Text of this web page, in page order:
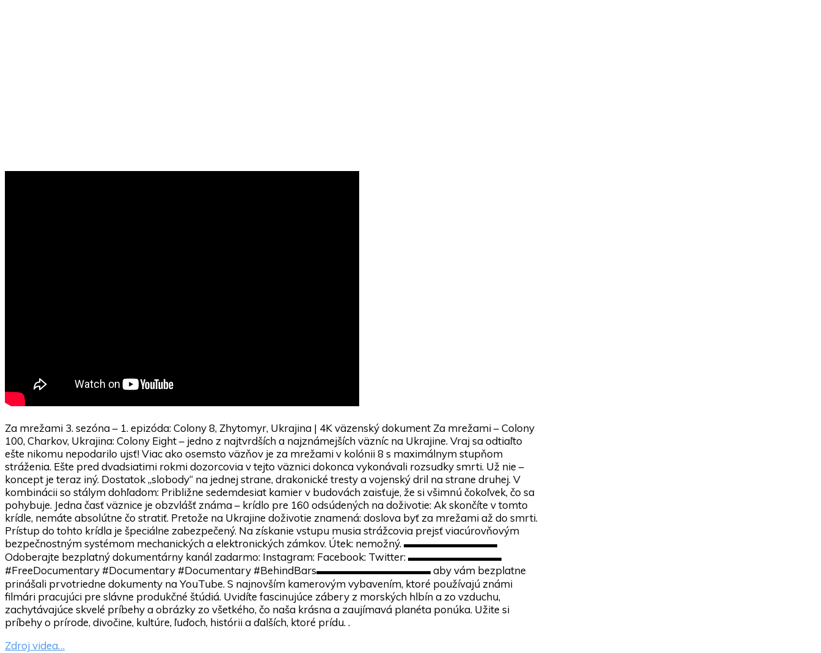
Za mrežami 3. sezóna – 1. epizóda: Colony 8, Zhytomyr, Ukrajina | 4K väzenský dokument Za mrežami – Colony
100, Charkov, Ukrajina: Colony Eight – jedno z najtvrdších a najznámejších väzníc na Ukrajine. Vraj sa odtiaľto
ešte nikomu nepodarilo ujsť! Viac ako osemsto väzňov je za mrežami v kolónii 8 s maximálnym stupňom
stráženia. Ešte pred dvadsiatimi rokmi dozorcovia v tejto väznici dokonca vykonávali rozsudky smrti. Už nie –
koncept je teraz iný. Dostatok „slobody“ na jednej strane, drakonické tresty a vojenský dril na strane druhej. V
kombinácii so stálym dohľadom: Približne sedemdesiat kamier v budovách zaisťuje, že si všimnú čokoľvek, čo sa
pohybuje. Jedna časť väznice je obzvlášť známa – krídlo pre 160 odsúdených na doživotie: Ak skončíte v tomto
krídle, nemáte absolútne čo stratiť. Pretože na Ukrajine doživotie znamená: doslova byť za mrežami až do smrti.
Prístup do tohto krídla je špeciálne zabezpečený. Na získanie vstupu musia strážcovia prejsť viacúrovňovým
bezpečnostným systémom mechanických a elektronických zámkov. Útek: nemožný. ▬▬▬▬▬▬▬▬▬
Odoberajte bezplatný dokumentárny kanál zadarmo: Instagram: Facebook: Twitter: ▬▬▬▬▬▬▬▬▬
#FreeDocumentary #Documentary #Documentary #BehindBars▬▬▬▬▬▬▬▬▬▬▬ aby vám bezplatne
prinášali prvotriedne dokumenty na YouTube. S najnovším kamerovým vybavením, ktoré používajú známi
filmári pracujúci pre slávne produkčné štúdiá. Uvidíte fascinujúce zábery z morských hlbín a zo vzduchu,
zachytávajúce skvelé príbehy a obrázky zo všetkého, čo naša krásna a zaujímavá planéta ponúka. Užite si
príbehy o prírode, divočine, kultúre, ľuďoch, histórii a ďalších, ktoré prídu. .
Zdroj videa…